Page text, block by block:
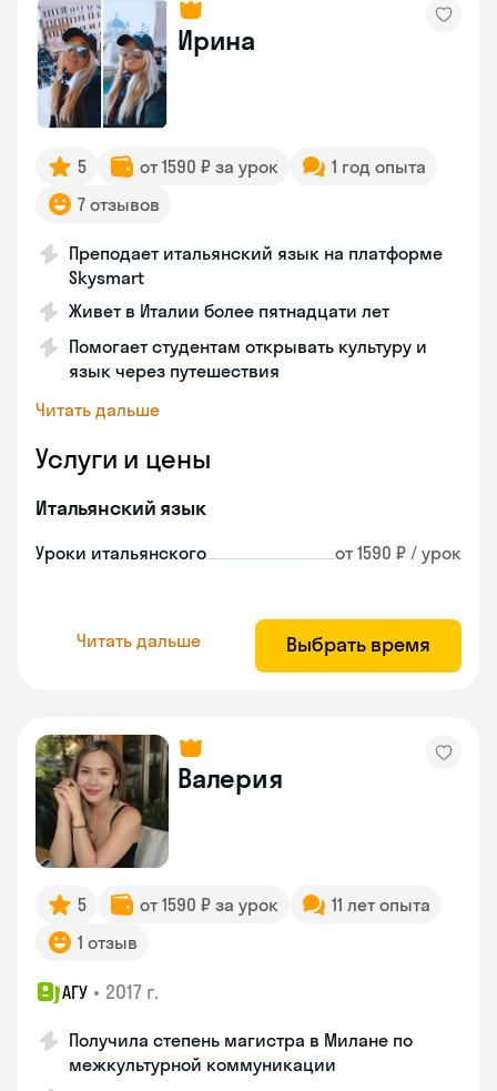
Ирина
5 от 1590 ₽ за урок
1 год опыта
7 отзывов
Преподает итальянский язык на платформе
Skysmart
Живет в Италии более пятнадцати лет
Помогает студентам открывать культуру и
язык через путешествия
Читать дальше
Услуги и цены
Итальянский язык
Уроки итальянского от 1590 ₽ / урок
Читать дальше Выбрать время
Валерия
5 от 1590 ₽ за урок
11 лет опыта
1 отзыв
АГУ • 2017 г.
Получила степень магистра в Милане по
межкультурной коммуникации